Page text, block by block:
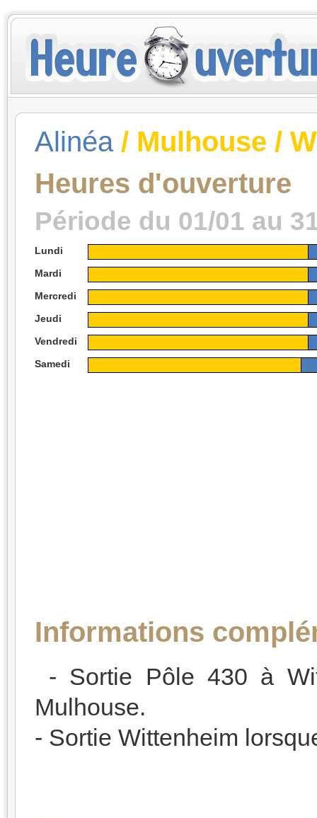
Alinéa/ Mulhouse /
Heures d'ouverture
Période du 01/01 au
Lundi
Mardi
Mercredi
Jeudi
Vendredi
Samedi
Informations
- Sortie Pôle 430 à
Mulhouse.
- Sortie Wittenheim